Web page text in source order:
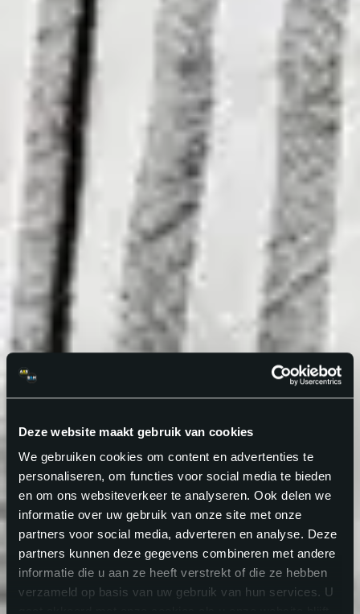
Deze website maakt gebruik van cookies
We gebruiken cookies om content en advertenties te
personaliseren, om functies voor social media te bieden
en om ons websiteverkeer te analyseren. Ook delen we
informatie over uw gebruik van onze site met onze
partners voor social media, adverteren en analyse. Deze
partners kunnen deze gegevens combineren met andere
informatie die u aan ze heeft verstrekt of die ze hebben
verzameld op basis van uw gebruik van hun services. U